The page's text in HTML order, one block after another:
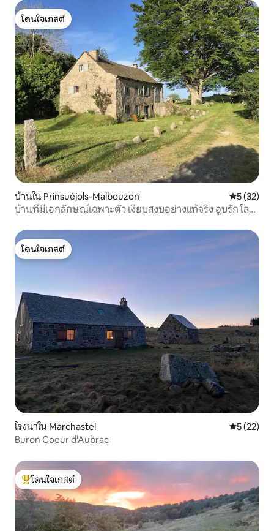
โดนใจเกสต์
โดนใจเกสต์
บ้านใน Prinsuéjols-Malbouzon คะแนนเฉลี่
5 (32)
บ้านที่มีเอกลักษณ์เฉพาะตัว เงียบสงบอย่างแท้จริง อูบรัก โล
โดนใจเกสต์
โดนใจเกสต์
โรงนาใน Marchastel คะแนนเฉลี่
5 (22)
Buron Coeur d'Aubrac
โดนใจเกสต์ที่สุด
โดนใจเกสต์